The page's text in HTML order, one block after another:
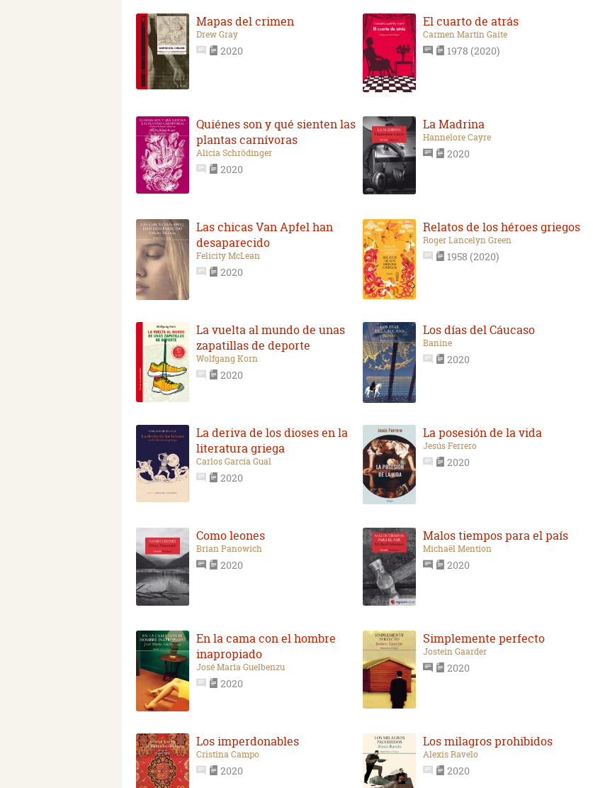
Mapas del crimen
Drew Gray
2020
El cuarto de atrás
Carmen Martín Gaite
1978 (2020)
Quiénes son y qué sienten las
plantas carnívoras
Alicia Schrödinger
2020
La Madrina
Hannelore Cayre
2020
Las chicas Van Apfel han
desaparecido
Felicity McLean
2020
Relatos de los héroes griegos
Roger Lancelyn Green
1958 (2020)
La vuelta al mundo de unas
zapatillas de deporte
Wolfgang Korn
2020
Los días del Cáucaso
Banine
2020
La deriva de los dioses en la
literatura griega
Carlos García Gual
2020
La posesión de la vida
Jesús Ferrero
2020
Como leones
Brian Panowich
2020
Malos tiempos para el país
Michaël Mention
2020
En la cama con el hombre
inapropiado
José María Guelbenzu
2020
Simplemente perfecto
Jostein Gaarder
2020
Los imperdonables
Cristina Campo
2020
Los milagros prohibidos
Alexis Ravelo
2020